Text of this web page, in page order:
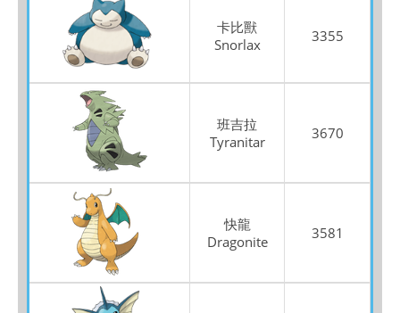
卡比獸
Snorlax
3355
班吉拉
Tyranitar
3670
快龍
Dragonite
3581